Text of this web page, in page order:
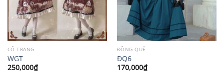
CỔ TRANG
WGT
250,000₫
ĐỒNG QUÊ
ĐQ6
170,000₫